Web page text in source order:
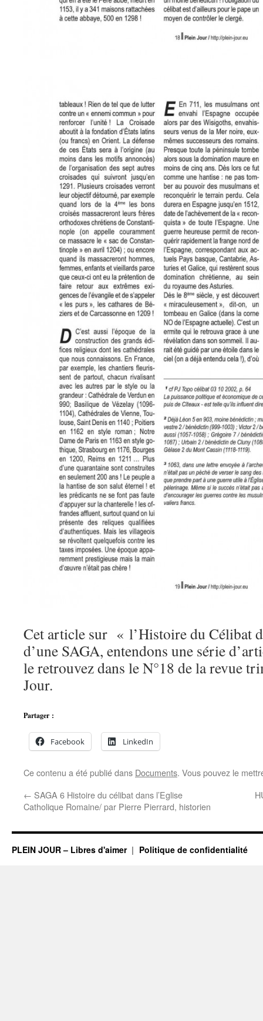
Cet article sur « l’Histoire du Célibat
d’une SAGA, entendons une série
le retrouvez dans le N°18 de la revue
Jour.
Partager :
Facebook LinkedIn
Ce contenu a été publié dans Documents. Vous pouvez le
← SAGA 6 Histoire du célibat dans l’Eglise
Catholique Romaine/ par Pierre Pierrard, historien
PLEIN JOUR – Libres d'aimer Politique de confidentialité